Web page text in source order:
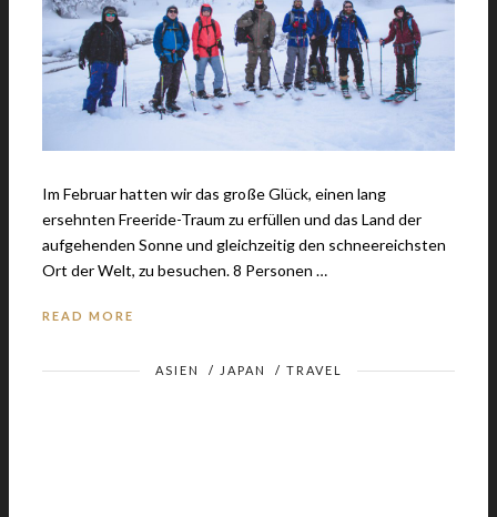
Im Februar hatten wir das große Glück, einen lang
ersehnten Freeride-Traum zu erfüllen und das Land der
aufgehenden Sonne und gleichzeitig den schneereichsten
Ort der Welt, zu besuchen. 8 Personen …
READ MORE
ASIEN / JAPAN / TRAVEL